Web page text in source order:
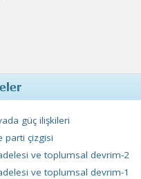
güç ilişkileri
parti çizgisi
ve toplumsal devrim-2
ve toplumsal devrim-1